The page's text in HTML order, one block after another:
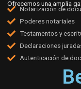
Ofrecemos una amplia
Notarización de
Poderes notariales
Testamentos y
Declaraciones
Autenticación de